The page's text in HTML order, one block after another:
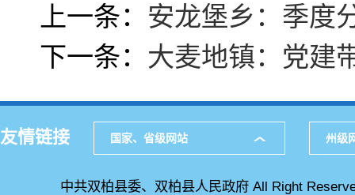
上一条： 安龙堡乡：季度
下一条： 大麦地镇：党建
友情链接 国家、省级网站 州级
中共双柏县委、双柏县人民政府 All Right